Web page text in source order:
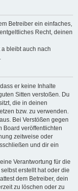
Betreiber ein einfaches,
Recht, deinen
bleibt auch nach
er keine Inhalte
Sitten verstoßen. Du
die in deinen
bzw. zu verwenden.
Bei Verstößen gegen
Board veröffentlichten
zeitweise oder
und dir ein
Verantwortung für die
erstellt hat oder die
dem Betreiber, dein
zu löschen oder zu